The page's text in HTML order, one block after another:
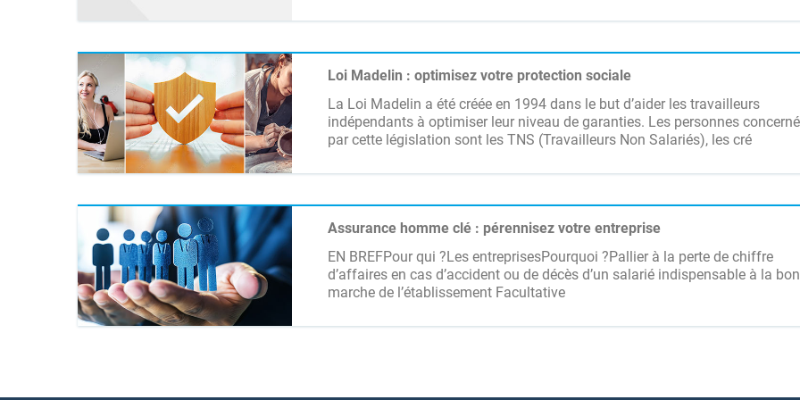
Loi Madelin : optimisez votre protection sociale
La Loi Madelin a été créée en 1994 dans le but d’aider les travailleurs
indépendants à optimiser leur niveau de garanties. Les personnes
par cette législation sont les TNS (Travailleurs Non Salariés), les cré
Assurance homme clé : pérennisez votre entreprise
EN BREFPour qui ?Les entreprisesPourquoi ?Pallier à la perte de chiffre
d’affaires en cas d’accident ou de décès d’un salarié indispensable à la
marche de l’établissement Facultative